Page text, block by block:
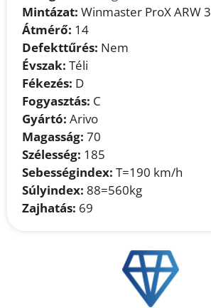
Mintázat: Winmaster ProX ARW 3
Átmérő: 14
Defekttűrés: Nem
Évszak: Téli
Fékezés: D
Fogyasztás: C
Gyártó: Arivo
Magasság: 70
Szélesség: 185
Sebességindex: T=190 km/h
Súlyindex: 88=560kg
Zajhatás: 69